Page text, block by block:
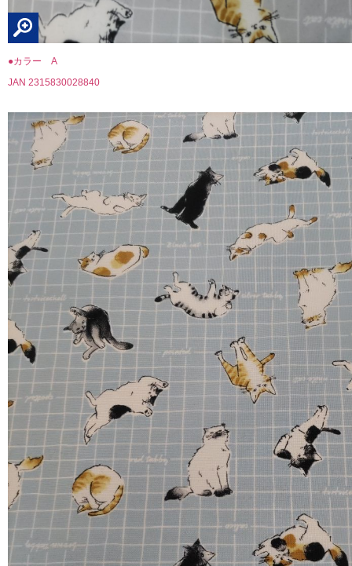
●カラー A
JAN 2315830028840